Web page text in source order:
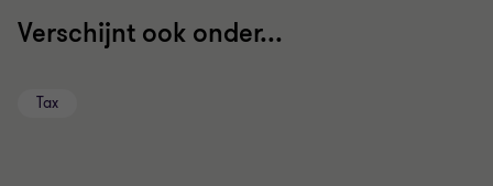
Verschijnt ook onder...
Tax